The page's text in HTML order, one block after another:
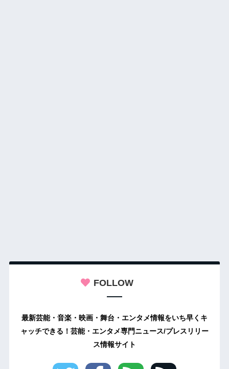
FOLLOW
最新芸能・音楽・映画・舞台・エンタメ情報をいち早くキ
ャッチできる！芸能・エンタメ専門ニュース/プレスリリー
ス情報サイト